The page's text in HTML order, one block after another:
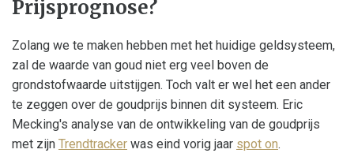
Prijsprognose?
Zolang we te maken hebben met het huidige geldsysteem,
zal de waarde van goud niet erg veel boven de
grondstofwaarde uitstijgen. Toch valt er wel het een ander
te zeggen over de goudprijs binnen dit systeem. Eric
Mecking's analyse van de ontwikkeling van de goudprijs
met zijn Trendtracker was eind vorig jaar spot on.